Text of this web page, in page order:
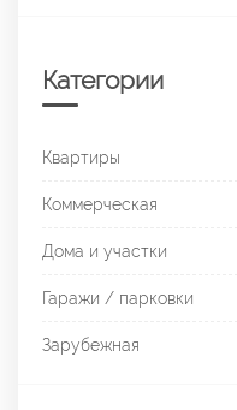
Категории
Квартиры
Коммерческая
Дома и участки
Гаражи / парковки
Зарубежная